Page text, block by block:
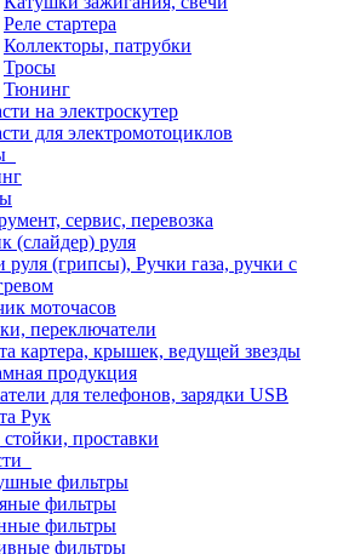
Реле стартера
Коллекторы, патрубки
Тросы
Тюнинг
на электроскутер
для электромотоциклов
сервис, перевозка
(слайдер) руля
руля (грипсы), Ручки газа, ручки с
моточасов
переключатели
картера, крышек, ведущей звезды
продукция
для телефонов, зарядки USB
Рук
проставки
фильтры
фильтры
фильтры
фильтры